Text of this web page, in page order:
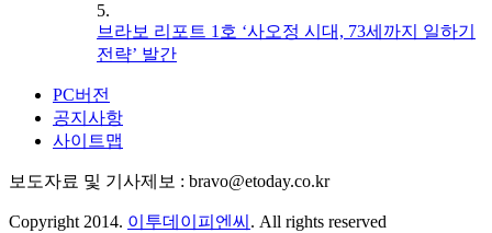
5.
브라보 리포트 1호 ‘사오정 시대, 73세까지 일하기
전략’ 발간
PC버전
공지사항
사이트맵
보도자료 및 기사제보 : bravo@etoday.co.kr
Copyright 2014. 이투데이피엔씨 . All rights reserved